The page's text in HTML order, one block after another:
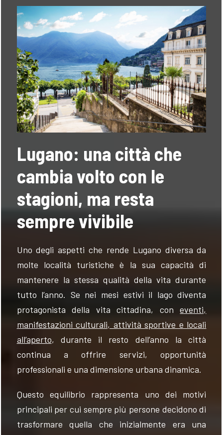
Lugano: una città che
cambia volto con le
stagioni, ma resta
sempre vivibile
Uno degli aspetti che rende Lugano diversa da
molte località turistiche è la sua capacità di
mantenere la stessa qualità della vita durante
tutto l’anno. Se nei mesi estivi il lago diventa
protagonista della vita cittadina, coneventi,
manifestazioni culturali, attività sportive e locali
all’aperto, durante il resto dell’anno la città
continua a offrire servizi, opportunità
professionali e una dimensione urbana dinamica.
Questo equilibrio rappresenta uno dei motivi
principali per cui sempre più persone decidono di
trasformare quella che inizialmente era una